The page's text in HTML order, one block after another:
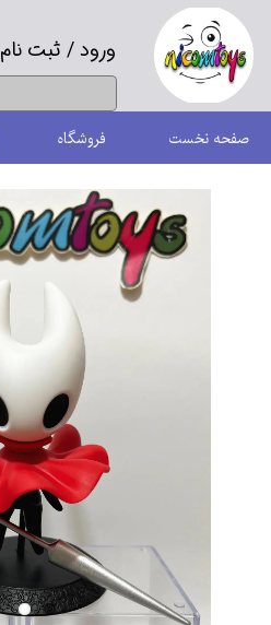
ورود/ ثبت نام
حساب کاربری من
تغییر گذر واژه
سفارشات
خروج از حساب کاربری
صفحه نخست فروشگاه